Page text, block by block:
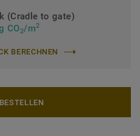
(Cradle to gate)
CO2/m2
BERECHNEN